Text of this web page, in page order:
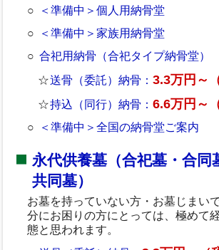
＜準備中＞個人用納骨堂
＜準備中＞家族用納骨堂
合祀用納骨（合祀タイプ納骨堂）
送骨（委託）納骨：3.3万円～
持込（同行）納骨：6.6万円～
＜準備中＞全国の納骨堂ご案内
永代供養墓（合祀墓・合同
共同墓）
お墓を持っていない方・お墓じまい
分にお困りの方にとっては、極めて
態と思われます。